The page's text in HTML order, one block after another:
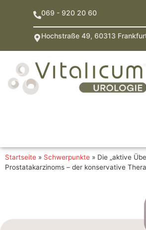
069 - 920 20 60
Hochstraße 49, 60313
Startseite » Schwerpunkte » Die „aktive
Prostatakarzinoms – der konservative